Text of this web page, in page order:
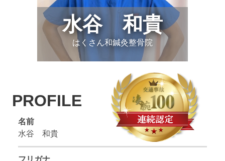
水谷 和貴
はくさん和鍼灸整骨院
PROFILE
名前
水谷 和貴
フリガナ